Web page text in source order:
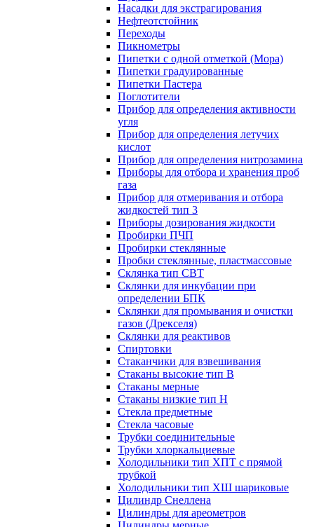
Насадки для экстрагирования
Нефтеотстойник
Переходы
Пикнометры
Пипетки с одной отметкой (Мора)
Пипетки градуированные
Пипетки Пастера
Поглотители
Прибор для определения активности
угля
Прибор для определения летучих
кислот
Прибор для определения нитрозамина
Приборы для отбора и хранения проб
газа
Прибор для отмеривания и отбора
жидкостей тип 3
Приборы дозирования жидкости
Пробирки ПЧП
Пробирки стеклянные
Пробки стеклянные, пластмассовые
Склянка тип СВТ
Склянки для инкубации при
определении БПК
Склянки для промывания и очистки
газов (Дрекселя)
Склянки для реактивов
Спиртовки
Стаканчики для взвешивания
Стаканы высокие тип В
Стаканы мерные
Стаканы низкие тип Н
Стекла предметные
Стекла часовые
Трубки соединительные
Трубки хлоркальциевые
Холодильники тип ХПТ с прямой
трубкой
Холодильники тип ХШ шариковые
Цилиндр Снеллена
Цилиндры для ареометров